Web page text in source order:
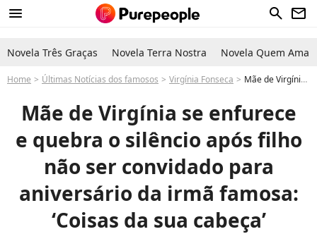
menu search newsletter
Novela Três Graças Novela Terra Nostra Novela Quem Ama
Home Últimas Notícias dos famosos Virgínia Fonseca Mãe de Virgínia Fonseca se enfurece e quebra o silêncio após filho não ser convidado para aniversário da irmã
Mãe de Virgínia se enfurece
e quebra o silêncio após filho
não ser convidado para
aniversário da irmã famosa:
‘Coisas da sua cabeça’